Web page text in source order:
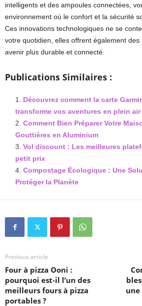
intelligents et des ampoules connectées,
environnement où le confort et la sécurité
Ces innovations technologiques ne se
votre quotidien, elles offrent également des
avenir plus durable et connecté.
Publications Similaires :
Découvrez comment la carte
transforme vos aventures en plein air
Comment Bien Préparer Votre
Gouttières en Aluminium
Vol discount : Les meilleures
petit prix
Compostage Écologique : Une
Protéger la Planète
Previous article
Four à pizza Ooni :
pourquoi est-il l’un des
meilleurs fours à pizza
portables ?